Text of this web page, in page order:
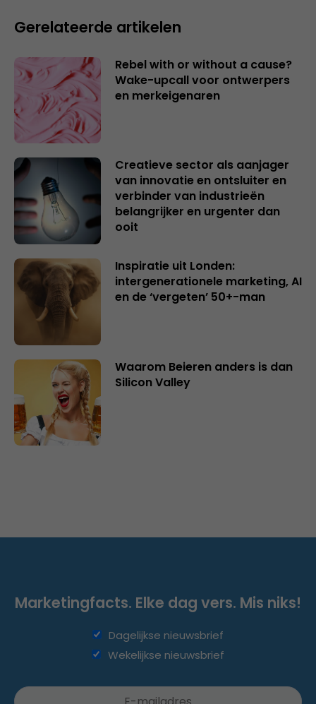
Gerelateerde artikelen
Rebel with or without a cause?
Wake-upcall voor ontwerpers
en merkeigenaren
Creatieve sector als aanjager
van innovatie en ontsluiter en
verbinder van industrieën
belangrijker en urgenter dan
ooit
Inspiratie uit Londen:
intergenerationele marketing, AI
en de ‘vergeten’ 50+-man
Waarom Beieren anders is dan
Silicon Valley
Marketingfacts. Elke dag vers. Mis niks!
Dagelijkse nieuwsbrief
Wekelijkse nieuwsbrief